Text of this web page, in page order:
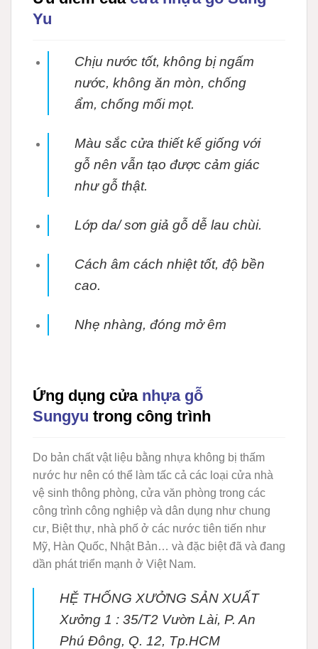
Yu
Chịu nước tốt, không bị ngấm
nước, không ăn mòn, chống
ẩm, chống mối mọt.
Màu sắc cửa thiết kế giống với
gỗ nên vẫn tạo được cảm giác
như gỗ thật.
Lớp da/ sơn giả gỗ dễ lau chùi.
Cách âm cách nhiệt tốt, độ bền
cao.
Nhẹ nhàng, đóng mở êm
Ứng dụng cửa nhựa gỗ
Sungyu trong công trình
Do bản chất vật liệu bằng nhựa không bị thấm
nước hư nên có thể làm tấc cả các loại cửa nhà
vệ sinh thông phòng, cửa văn phòng trong các
công trình công nghiệp và dân dụng như chung
cư, Biệt thự, nhà phố ở các nước tiên tiến như
Mỹ, Hàn Quốc, Nhật Bản… và đặc biệt đã và đang
dần phát triển mạnh ở Việt Nam.
HỆ THỐNG XƯỞNG SẢN XUẤT
Xưởng 1 : 35/T2 Vườn Lài, P. An
Phú Đông, Q. 12, Tp.HCM